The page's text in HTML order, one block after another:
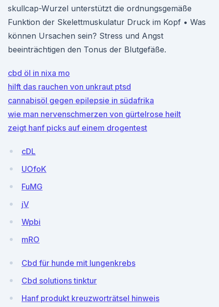
skullcap-Wurzel unterstützt die ordnungsgemäße
Funktion der Skelettmuskulatur Druck im Kopf • Was
können Ursachen sein? Stress und Angst
beeinträchtigen den Tonus der Blutgefäße.
cbd öl in nixa mo
hilft das rauchen von unkraut ptsd
cannabisöl gegen epilepsie in südafrika
wie man nervenschmerzen von gürtelrose heilt
zeigt hanf picks auf einem drogentest
cDL
UOfoK
FuMG
jV
Wpbi
mRO
Cbd für hunde mit lungenkrebs
Cbd solutions tinktur
Hanf produkt kreuzworträtsel hinweis